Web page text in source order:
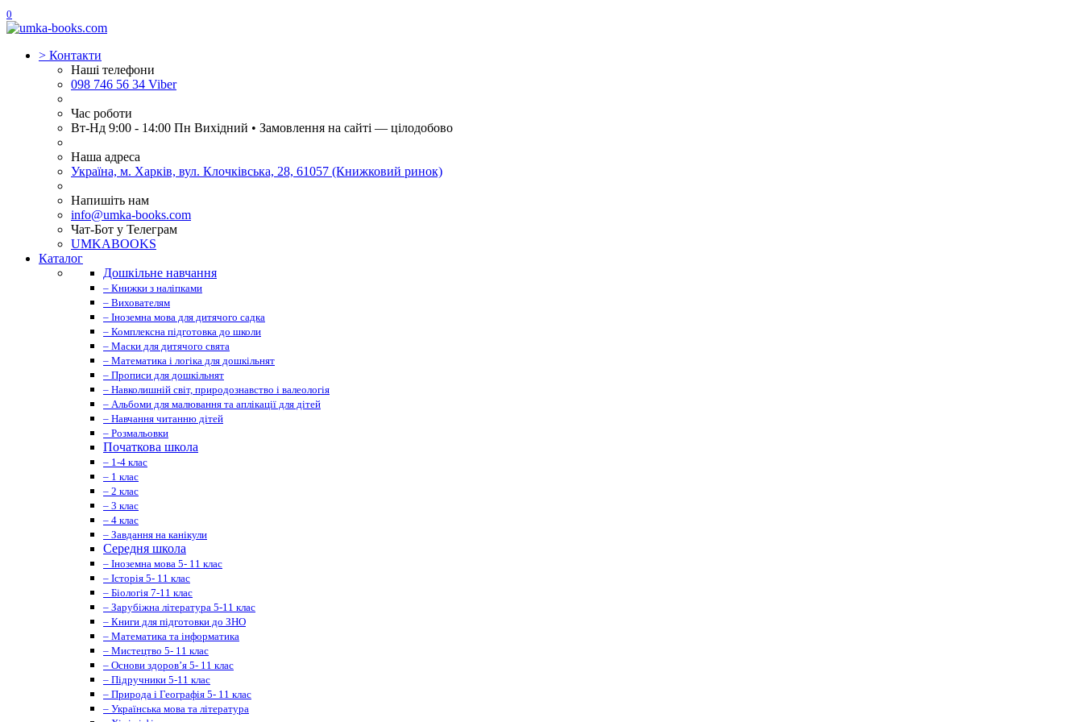
0
> Контакти
Наші телефони
098 746 56 34 Viber
Час роботи
Вт-Нд 9:00 - 14:00 Пн Вихідний • Замовлення на сайті — цілодобово
Наша адреса
Україна, м. Харків, вул. Клочківська, 28, 61057 (Книжковий ринок)
Напишіть нам
info@umka-books.com
Чат-Бот у Телеграм
UMKABOOKS
Каталог
Дошкільне навчання
– Книжки з наліпками
– Вихователям
– Іноземна мова для дитячого садка
– Комплексна підготовка до школи
– Маски для дитячого свята
– Математика і логіка для дошкільнят
– Прописи для дошкільнят
– Навколишній світ, природознавство і валеологія
– Альбоми для малювання та аплікації для дітей
– Навчання читанню дітей
– Розмальовки
Початкова школа
– 1-4 клас
– 1 клас
– 2 клас
– 3 клас
– 4 клас
– Завдання на канікули
Середня школа
– Іноземна мова 5- 11 клас
– Історія 5- 11 клас
– Біологія 7-11 клас
– Зарубіжна література 5-11 клас
– Книги для підготовки до ЗНО
– Математика та інформатика
– Мистецтво 5- 11 клас
– Основи здоров’я 5- 11 клас
– Підручники 5-11 клас
– Природа і Географія 5- 11 клас
– Українська мова та література